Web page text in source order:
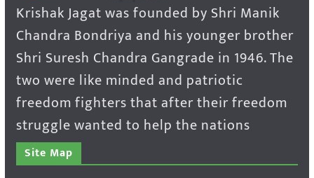
Krishak Jagat was founded by Shri Manik
Chandra Bondriya and his younger brother
Shri Suresh Chandra Gangrade in 1946. The
two were like minded and patriotic
freedom fighters that after their freedom
struggle wanted to help the nations
Site Map